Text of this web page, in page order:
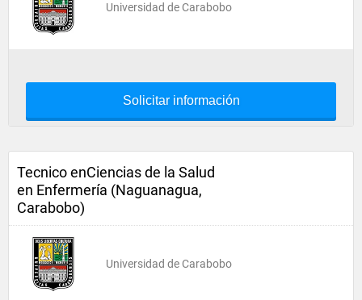
Universidad de Carabobo
Solicitar información
Tecnico enCiencias de la Salud
en Enfermería (Naguanagua,
Carabobo)
Universidad de Carabobo